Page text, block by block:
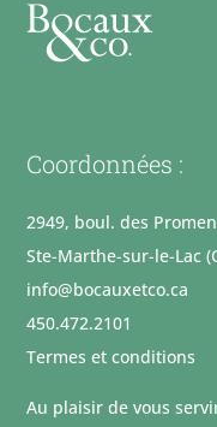
Coordonnées :
2949, boul. des
Ste-Marthe-sur-le-Lac
info@bocauxetco.ca
450.472.2101
Termes et conditions
Au plaisir de vous